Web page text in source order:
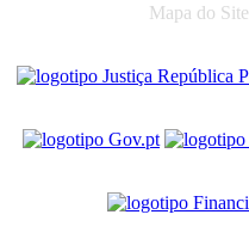
Mapa do Site